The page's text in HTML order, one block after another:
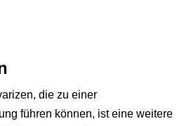
die zu einer
führen können, ist eine weitere